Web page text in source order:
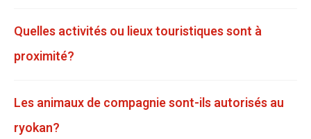
Quelles activités ou lieux touristiques sont à
proximité?
Les animaux de compagnie sont-ils autorisés au
ryokan?